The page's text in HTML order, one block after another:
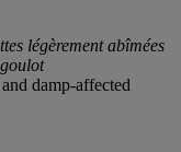
légèrement abîmées
damp-affected